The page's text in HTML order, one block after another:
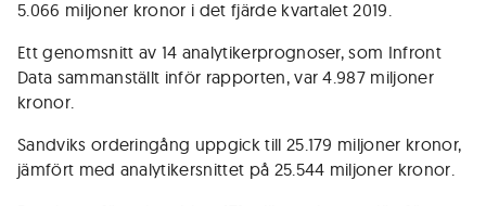
5.066 miljoner kronor i det fjärde kvartalet 2019.
Ett genomsnitt av 14 analytikerprognoser, som Infront
Data sammanställt inför rapporten, var 4.987 miljoner
kronor.
Sandviks orderingång uppgick till 25.179 miljoner kronor,
jämfört med analytikersnittet på 25.544 miljoner kronor.